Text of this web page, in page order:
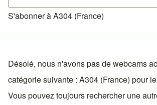
S'abonner à A304 (France)
Désolé, nous n'avons pas de webcams
catégorie suivante : A304 (France) pour
Vous pouvez toujours rechercher une